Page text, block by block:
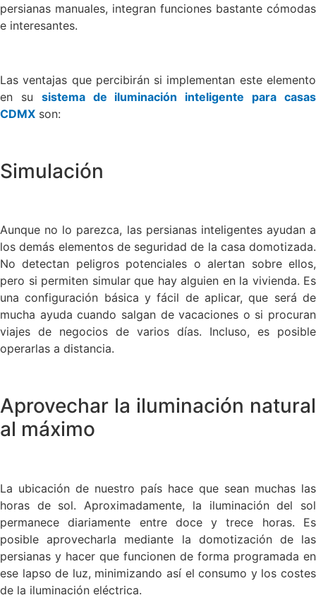
persianas manuales, integran funciones bastante cómodas
e interesantes.
Las ventajas que percibirán si implementan este elemento
en su sistema de iluminación inteligente para casas
CDMX son:
Simulación
Aunque no lo parezca, las persianas inteligentes ayudan a
los demás elementos de seguridad de la casa domotizada.
No detectan peligros potenciales o alertan sobre ellos,
pero si permiten simular que hay alguien en la vivienda. Es
una configuración básica y fácil de aplicar, que será de
mucha ayuda cuando salgan de vacaciones o si procuran
viajes de negocios de varios días. Incluso, es posible
operarlas a distancia.
Aprovechar la iluminación natural
al máximo
La ubicación de nuestro país hace que sean muchas las
horas de sol. Aproximadamente, la iluminación del sol
permanece diariamente entre doce y trece horas. Es
posible aprovecharla mediante la domotización de las
persianas y hacer que funcionen de forma programada en
ese lapso de luz, minimizando así el consumo y los costes
de la iluminación eléctrica.